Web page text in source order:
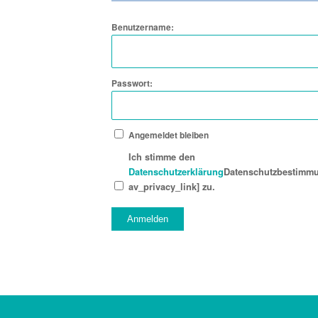
Benutzername:
Passwort:
Angemeldet bleiben
Ich stimme den
Datenschutzerklärung
av_privacy_link] zu.
Anmelden